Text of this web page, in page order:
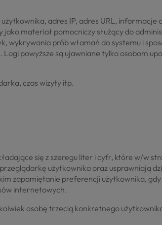
adres IP, adres URL, informacje
materiał pomocniczy służący do
wykrywania prób włamań do systemu i
powyższe są ujawniane tylko osobom
czas wizyty itp.
się z szeregu liter i cyfr, które w/w
użytkownika oraz usprawniają
zapamiętanie preferencji użytkownika,
internetowych.
osobę trzecią konkretnego